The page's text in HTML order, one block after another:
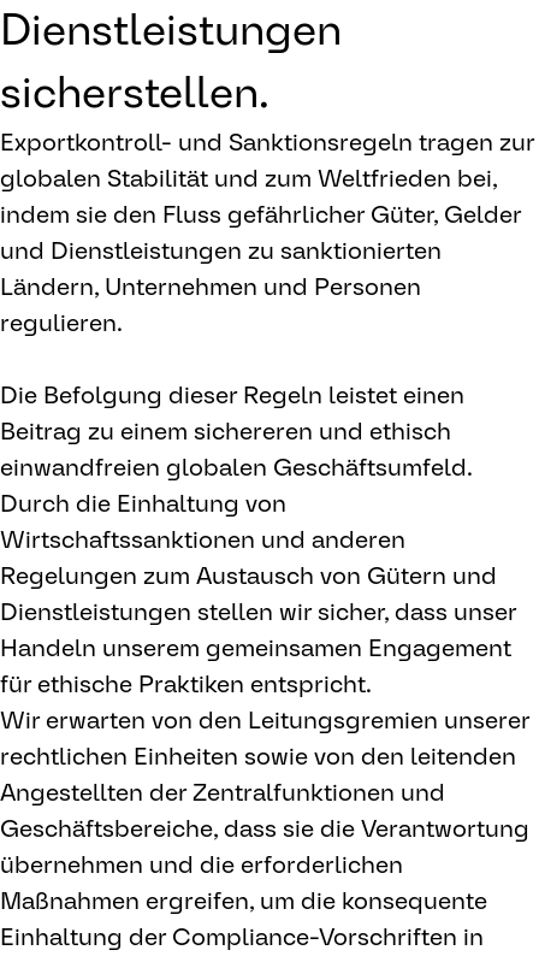
Dienstleistungen
sicherstellen.
Exportkontroll- und Sanktionsregeln tragen zur
globalen Stabilität und zum Weltfrieden bei,
indem sie den Fluss gefährlicher Güter, Gelder
und Dienstleistungen zu sanktionierten
Ländern, Unternehmen und Personen
regulieren.
Die Befolgung dieser Regeln leistet einen
Beitrag zu einem sichereren und ethisch
einwandfreien globalen Geschäftsumfeld.
Durch die Einhaltung von
Wirtschaftssanktionen und anderen
Regelungen zum Austausch von Gütern und
Dienstleistungen stellen wir sicher, dass unser
Handeln unserem gemeinsamen Engagement
für ethische Praktiken entspricht.
Wir erwarten von den Leitungsgremien unserer
rechtlichen Einheiten sowie von den leitenden
Angestellten der Zentralfunktionen und
Geschäftsbereiche, dass sie die Verantwortung
übernehmen und die erforderlichen
Maßnahmen ergreifen, um die konsequente
Einhaltung der Compliance-Vorschriften in